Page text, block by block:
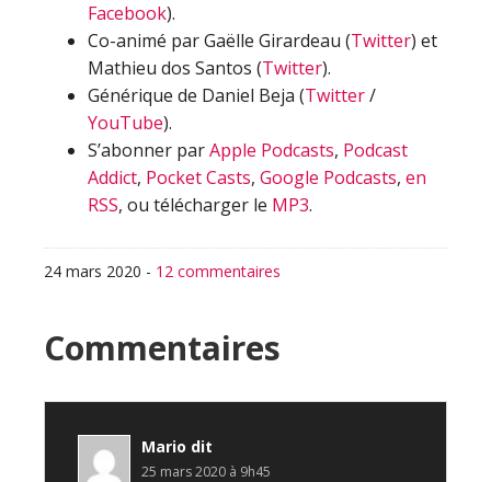
Facebook).
Co-animé par Gaëlle Girardeau (Twitter) et
Mathieu dos Santos (Twitter).
Générique de Daniel Beja (Twitter/
YouTube).
S’abonner parApple Podcasts, Podcast
Addict, Pocket Casts, Google Podcasts, en
RSS, ou télécharger le MP3.
24 mars 2020 - 12 commentaires
Interactions
du
lecteur
Commentaires
Mario dit
25 mars 2020 à 9h45